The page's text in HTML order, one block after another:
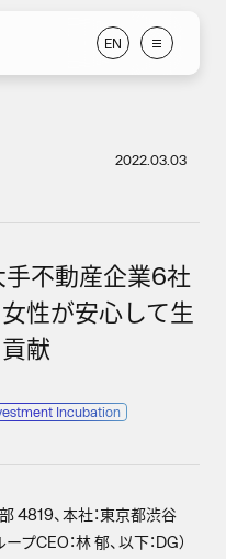
EN
EN
手不動産企業6社
女性が安心して生
献
Incubation
2022.03.03
4819、本社：東京都渋谷
CEO：林 郁、以下：DG）